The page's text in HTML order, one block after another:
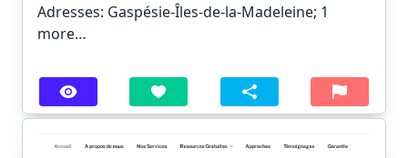
Adresses: Gaspésie-Îles-de-la-Madeleine; 1
more…